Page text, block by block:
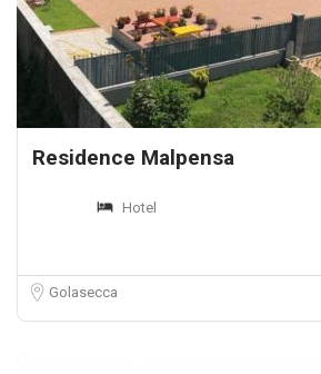
Residence Malpensa
Hotel
Golasecca